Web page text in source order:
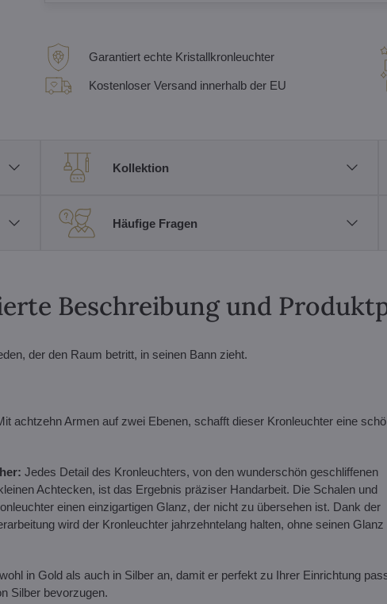
Garantiert echte Kristallkronleuchter
Kostenloser Versand innerhalb der EU
Kollektion
Häufige Fragen
Beschreibung und
der den Raum betritt, in seinen Bann zieht.
achtzehn Armen auf zwei Ebenen, schafft dieser Kronleuchter eine
Jedes Detail des Kronleuchters, von den wunderschön geschliffenen
Achtecken, ist das Ergebnis präziser Handarbeit. Die Schalen und
einen einzigartigen Glanz, der nicht zu übersehen ist. Dank der
wird der Kronleuchter jahrzehntelang halten, ohne seinen Glanz
in Gold als auch in Silber an, damit er perfekt zu Ihrer Einrichtung
Silber bevorzugen.